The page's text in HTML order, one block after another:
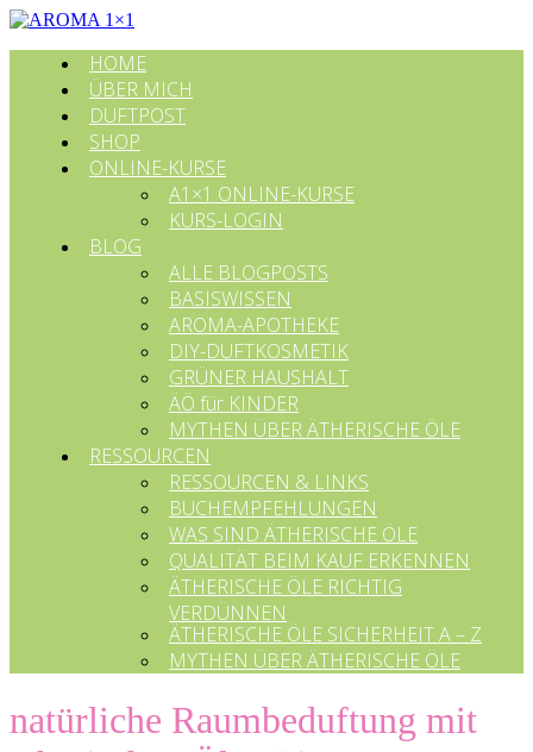
HOME
ÜBER MICH
DUFTPOST
SHOP
ONLINE-KURSE
A1×1 ONLINE-KURSE
KURS-LOGIN
BLOG
ALLE BLOGPOSTS
BASISWISSEN
AROMA-APOTHEKE
DIY-DUFTKOSMETIK
GRÜNER HAUSHALT
ÄÖ für KINDER
MYTHEN ÜBER ÄTHERISCHE ÖLE
RESSOURCEN
RESSOURCEN & LINKS
BUCHEMPFEHLUNGEN
WAS SIND ÄTHERISCHE ÖLE
QUALITÄT BEIM KAUF ERKENNEN
ÄTHERISCHE ÖLE RICHTIG
VERDÜNNEN
ÄTHERISCHE ÖLE SICHERHEIT A – Z
MYTHEN ÜBER ÄTHERISCHE ÖLE
natürliche Raumbeduftung mit